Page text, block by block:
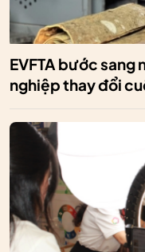
EVFTA bước sang
nghiệp thay đổi